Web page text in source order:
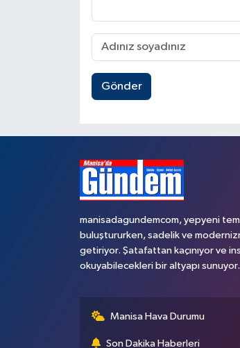
Gönder
manisadagundemcom, yepyeni
buluştururken, sadelik ve
getiriyor. Şatafattan kaçınıyor ve
okuyabilecekleri bir altyapı sunuyor.
Manisa Hava Durumu
Son Dakika Haberleri